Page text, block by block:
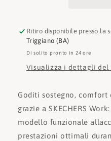
Ritiro disponibile presso la
Triggiano (BA)
Di solito pronto in 24 ore
Visualizza i dettagli del
Goditi sostegno,
grazie a SKECHERS
modello funzionale
prestazioni ottimali